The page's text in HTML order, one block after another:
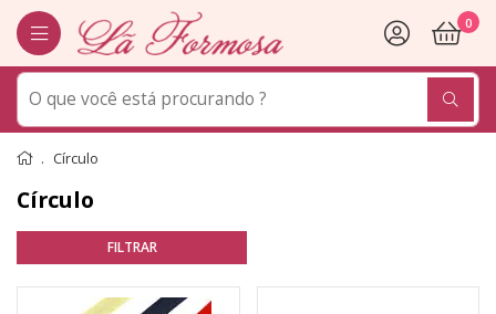
0
Círculo
Círculo